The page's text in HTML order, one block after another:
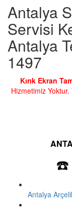
Antalya
Servisi
Antalya
1497
Kırık Ekran
Hizmetimiz Yoktur.
☎️
Antalya